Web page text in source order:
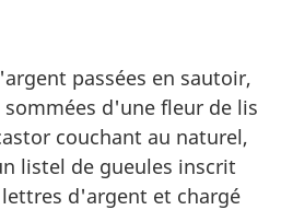
passées en sautoir,
d'une fleur de lis
couchant au naturel,
listel de gueules inscrit
d'argent et chargé